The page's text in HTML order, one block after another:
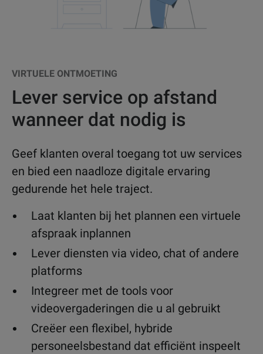
VIRTUELE ONTMOETING
Lever service op afstand
wanneer dat nodig is
Geef klanten overal toegang tot uw services
en bied een naadloze digitale ervaring
gedurende het hele traject.
Laat klanten bij het plannen een virtuele
afspraak inplannen
Lever diensten via video, chat of andere
platforms
Integreer met de tools voor
videovergaderingen die u al gebruikt
Creëer een flexibel, hybride
personeelsbestand dat efficiënt inspeelt